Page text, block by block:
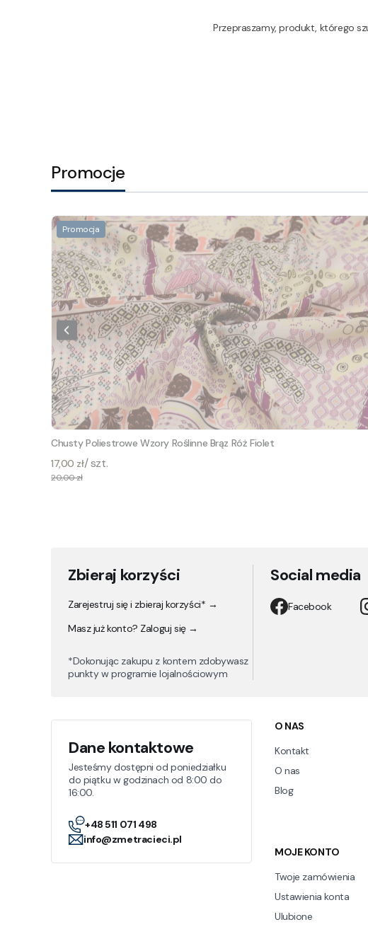
Przepraszamy, produkt, którego
Promocje
Promocja
Chusty Poliestrowe Wzory Roślinne Brąz Róż Fiolet
17,00 zł/ szt.
20,00 zł
Zbieraj korzyści
Zarejestruj się i zbieraj korzyści* →
Masz już konto? Zaloguj się →
*Dokonując zakupu z kontem zdobywasz
punkty w programie lojalnościowym
Social media
Facebook
Dane kontaktowe
Jesteśmy dostępni od poniedziałku
do piątku w godzinach od 8:00 do
16:00.
+48 511 071 498
info@zmetracieci.pl
Linki w
O NAS
Kontakt
O nas
Blog
MOJE KONTO
Twoje zamówienia
Ustawienia konta
Ulubione